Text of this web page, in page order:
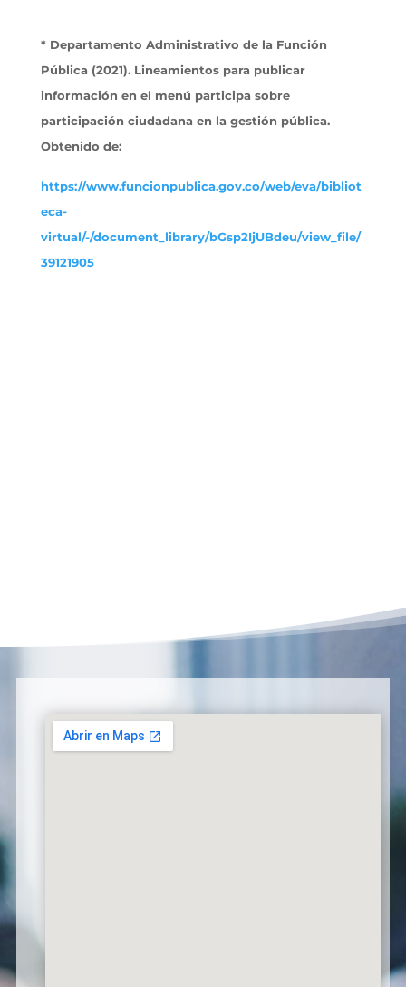
* Departamento Administrativo de la Función
Pública (2021). Lineamientos para publicar
información en el menú participa sobre
participación ciudadana en la gestión pública.
Obtenido de:
https://www.funcionpublica.gov.co/web/eva/bibliot
eca-
virtual/-/document_library/bGsp2IjUBdeu/view_file/
39121905